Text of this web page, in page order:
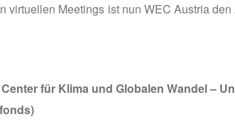
virtuellen Meetings ist nun WEC Austria
für Klima und Globalen Wandel –